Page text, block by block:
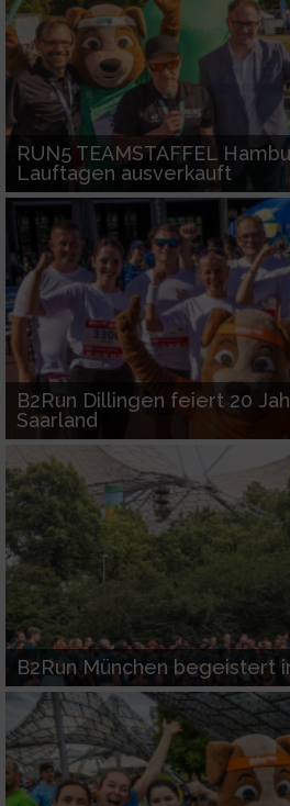
RUN5 TEAMSTAFFEL
Lauftagen ausverkauft
B2Run Dillingen feiert 20
Saarland
B2Run München begeistert
Verwendung genauer
Geräte anhand von aktiv
Informationen identifizieren
Nicht-IAB-Verarbeitungszwecke:
Notwendig
Performance
Funktional
Werbung